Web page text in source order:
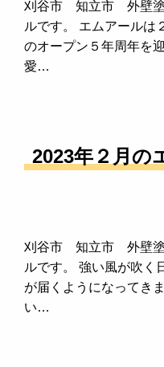
刈谷市 知立市 外壁
ルです。 エムアールは
のオープン５年周年を
愛…
2023年２月の
刈谷市 知立市 外壁
ルです。 強い風が吹く
が届くようになってき
い…